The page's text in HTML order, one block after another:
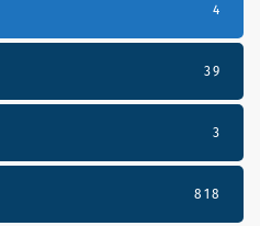
4
39
3
818